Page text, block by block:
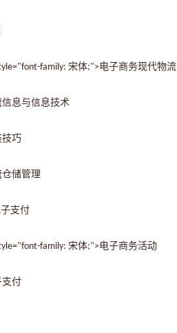
family: 宋体;">电子商务现代物流
息与信息技术
巧
储管理
支付
family: 宋体;">电子商务活动
付